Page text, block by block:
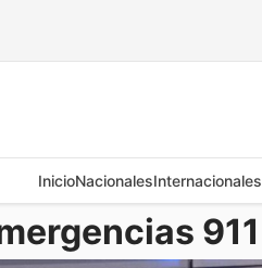
InicioNacionalesInternacionales
911